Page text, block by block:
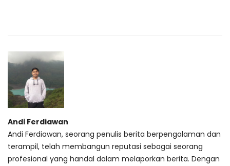
Andi Ferdiawan
Andi Ferdiawan, seorang penulis berita berpengalaman dan
terampil, telah membangun reputasi sebagai seorang
profesional yang handal dalam melaporkan berita. Dengan